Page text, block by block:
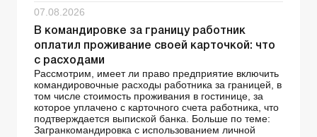
07.08.2026
В командировке за границу работник
оплатил проживание своей карточкой: что
с расходами
Рассмотрим, имеет ли право предприятие включить
командировочные расходы работника за границей, в
том числе стоимость проживания в гостинице, за
которое уплачено с карточного счета работника, что
подтверждается выпиской банка. Больше по теме:
Загранкомандировка с использованием личной